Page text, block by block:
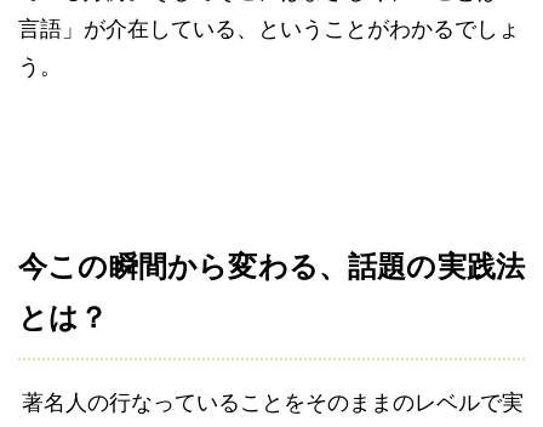
言語」が介在している、ということがわかるでしょ
う。
今この瞬間から変わる、話題の実践法
とは？
著名人の行なっていることをそのままのレベルで実